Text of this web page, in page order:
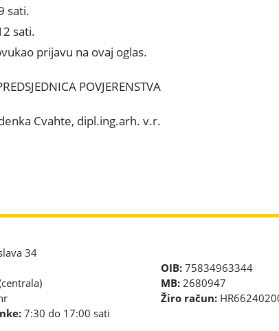
sati.
sati.
prijavu na ovaj oglas.
POVJERENSTVA
Cvahte, dipl.ing.arh. v.r.
34
7:30 do 17:00 sati
OIB: 75834963344
MB: 2680947
Žiro račun: